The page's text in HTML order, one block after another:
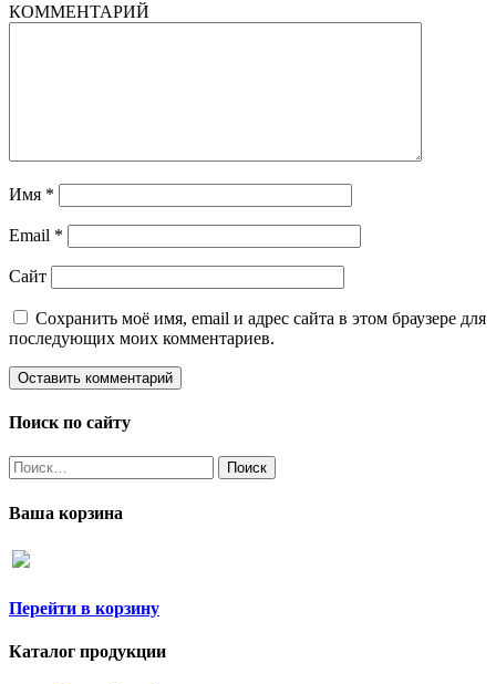
КОММЕНТАРИЙ
Имя *
Email *
Сайт
Сохранить моё имя, email и адрес сайта в этом браузере для
последующих моих комментариев.
Поиск по сайту
Найти:
Ваша корзина
Перейти в корзину
Каталог продукции